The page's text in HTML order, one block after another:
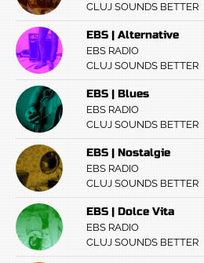
CLUJ SOUNDS BETTER
EBS | Alternative
EBS RADIO
CLUJ SOUNDS BETTER
EBS | Blues
EBS RADIO
CLUJ SOUNDS BETTER
EBS | Nostalgie
EBS RADIO
CLUJ SOUNDS BETTER
EBS | Dolce Vita
EBS RADIO
CLUJ SOUNDS BETTER